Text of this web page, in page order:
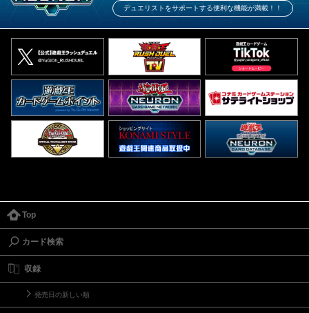
デュエリストをサポートする便利な機能が満載！！
Top
カード検索
収録
発売日の新しい順